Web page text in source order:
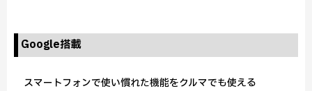
Google搭載
スマートフォンで使い慣れた機能をクルマでも使える